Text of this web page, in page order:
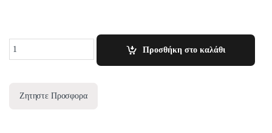
Προσθήκη στο καλάθι
Ζητηστε Προσφορα